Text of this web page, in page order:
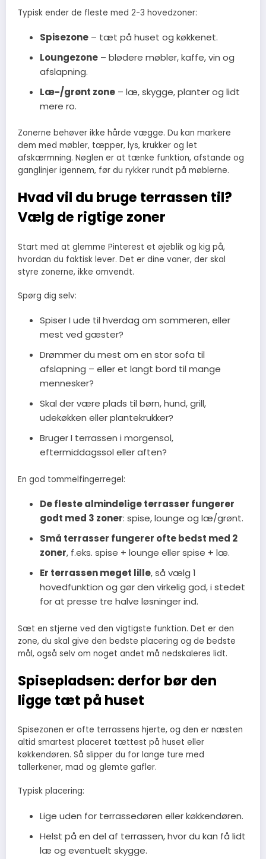
Typisk ender de fleste med 2-3 hovedzoner:
Spisezone– tæt på huset og køkkenet.
Loungezone– blødere møbler, kaffe, vin og
afslapning.
Læ-/grønt zone– læ, skygge, planter og lidt
mere ro.
Zonerne behøver ikke hårde vægge. Du kan markere
dem med møbler, tæpper, lys, krukker og let
afskærmning. Nøglen er at tænke funktion, afstande og
ganglinjer igennem, før du rykker rundt på møblerne.
Hvad vil du bruge terrassen til?
Vælg de rigtige zoner
Start med at glemme Pinterest et øjeblik og kig på,
hvordan du faktisk lever. Det er dine vaner, der skal
styre zonerne, ikke omvendt.
Spørg dig selv:
Spiser I ude til hverdag om sommeren, eller
mest ved gæster?
Drømmer du mest om en stor sofa til
afslapning – eller et langt bord til mange
mennesker?
Skal der være plads til børn, hund, grill,
udekøkken eller plantekrukker?
Bruger I terrassen i morgensol,
eftermiddagssol eller aften?
En god tommelfingerregel:
De fleste almindelige terrasser fungerer
godt med 3 zoner: spise, lounge og læ/grønt.
Små terrasser fungerer ofte bedst med 2
zoner, f.eks. spise + lounge eller spise + læ.
Er terrassen meget lille, så vælg 1
hovedfunktion og gør den virkelig god, i stedet
for at presse tre halve løsninger ind.
Sæt en stjerne ved den vigtigste funktion. Det er den
zone, du skal give den bedste placering og de bedste
mål, også selv om noget andet må nedskaleres lidt.
Spisepladsen: derfor bør den
ligge tæt på huset
Spisezonen er ofte terrassens hjerte, og den er næsten
altid smartest placeret tættest på huset eller
køkkendøren. Så slipper du for lange ture med
tallerkener, mad og glemte gafler.
Typisk placering:
Lige uden for terrassedøren eller køkkendøren.
Helst på en del af terrassen, hvor du kan få lidt
læ og eventuelt skygge.